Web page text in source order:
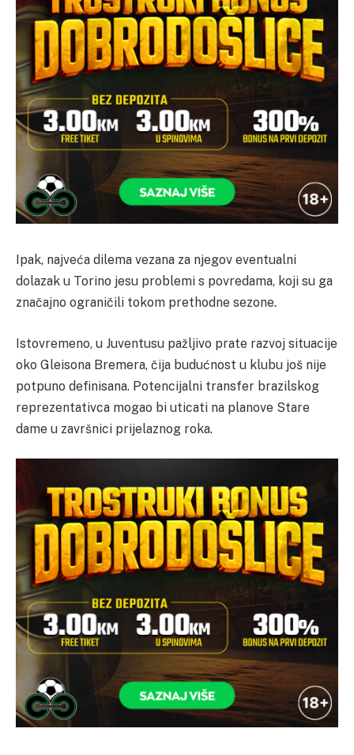
Ipak, najveća dilema vezana za njegov eventualni
dolazak u Torino jesu problemi s povredama, koji su ga
značajno ograničili tokom prethodne sezone.
Istovremeno, u Juventusu pažljivo prate razvoj situacije
oko Gleisona Bremera, čija budućnost u klubu još nije
potpuno definisana. Potencijalni transfer brazilskog
reprezentativca mogao bi uticati na planove Stare
dame u završnici prijelaznog roka.